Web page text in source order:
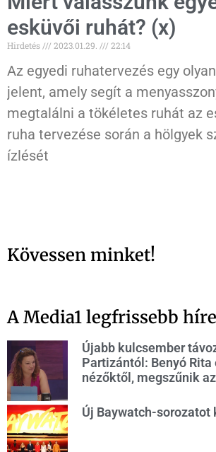
esküvői ruhát? (x)
Hirdetés 2023.01.29. 22:14
Az egyedi ruhatervezés egy
jelent, amely segít a
megtalálni a tökéletes ruhát az
ruha tervezése során a hölgyek
ízlését
Kövessen minket!
A Media1 legfrissebb
Újabb kulcsember
Partizántól: Benyó Rita
nézőktől, megszűnik
Új Baywatch-sorozatot